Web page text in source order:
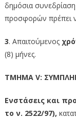
δημόσια
προσφορών πρέπει
3. Απαιτούμενος
(8) μήνες.
ΤΜΗΜΑ V:
Ενστάσεις και
το ν. 2522/97),